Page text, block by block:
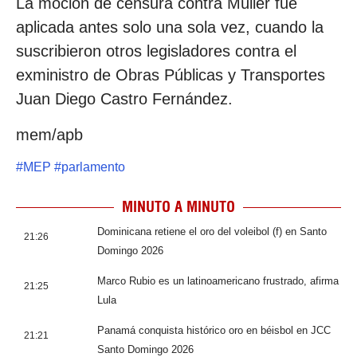
aplicada antes solo una sola vez, cuando la
suscribieron otros legisladores contra el
exministro de Obras Públicas y Transportes
Juan Diego Castro Fernández.
mem/apb
#MEP #parlamento
MINUTO A MINUTO
21:26
Dominicana retiene el oro del voleibol (f) en Santo
Domingo 2026
21:25
Marco Rubio es un latinoamericano frustrado, afirma
Lula
21:21
Panamá conquista histórico oro en béisbol en JCC
Santo Domingo 2026